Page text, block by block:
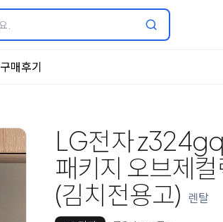
구매후기
LG전자
패키지 오브제
(김치전용고) 렌탈